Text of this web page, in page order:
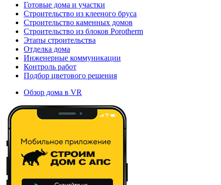
Готовые дома и участки
Строительство из клееного бруса
Строительство каменных домов
Строительство из блоков Porotherm
Этапы строительства
Отделка дома
Инженерные коммуникации
Контроль работ
Подбор цветового решения
Обзор дома в VR